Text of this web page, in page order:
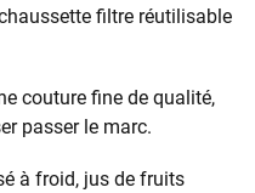
filtre réutilisable
couture fine de qualité,
passer le marc.
à froid, jus de fruits